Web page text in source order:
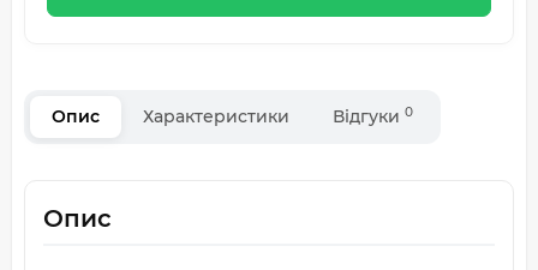
Опис Характеристики Відгуки 0
Опис